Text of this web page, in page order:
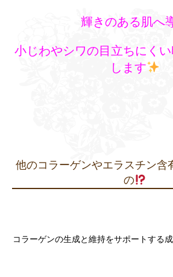
輝きのある肌へ
小じわやシワの目立ちにく
します
他のコラーゲンやエラスチン含
の
コラーゲンの生成と維持をサポートする